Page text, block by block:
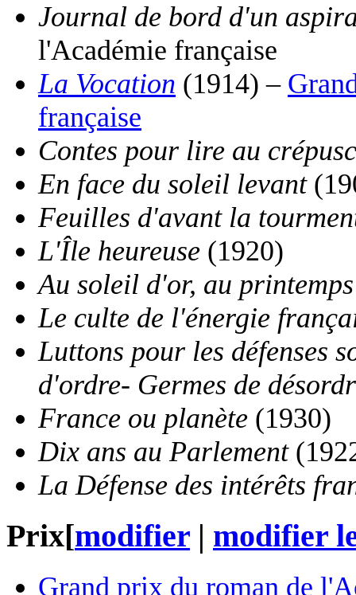
Journal de bord d'un
l'Académie française
La Vocation (1914) –
française
Contes pour lire au
En face du soleil levant
Feuilles d'avant la
L'Île heureuse (1920)
Au soleil d'or, au
Le culte de l'énergie
Luttons pour les défenses
d'ordre- Germes de
France ou planète (1930)
Dix ans au Parlement
La Défense des intérêts
Prix[modifier | modifier
Grand prix du roman de